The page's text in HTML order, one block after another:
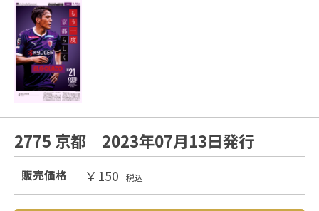
2775 京都 2023年07月13日発行
販売価格 ￥150 税込